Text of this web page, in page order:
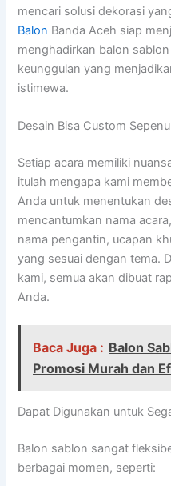
mencari solusi dekorasi
Balon Banda Aceh siap
menghadirkan balon
keunggulan yang
istimewa.
Desain Bisa Custom
Setiap acara memiliki
itulah mengapa kami
Anda untuk menentukan
mencantumkan nama
nama pengantin, ucapan
yang sesuai dengan tema.
kami, semua akan dibuat
Anda.
Baca Juga : Balon
Promosi Murah dan
Dapat Digunakan untuk
Balon sablon sangat
berbagai momen, seperti: